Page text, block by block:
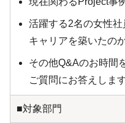
活躍する2名の女性
キャリアを築いたの
その他Q&Aのお時間
ご質問にお答えしま
■対象部門